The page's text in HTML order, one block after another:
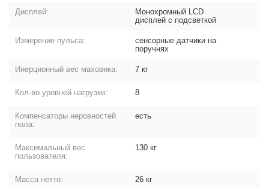
Дисплей:
Монохромный LCD
дисплей с подсветкой
Измерение пульса:
сенсорные датчики на
поручнях
Инерционный вес маховика: 7 кг
Кол-во уровней нагрузки: 8
Компенсаторы неровностей
пола:
есть
Максимальный вес
пользователя:
130 кг
Масса нетто: 26 кг